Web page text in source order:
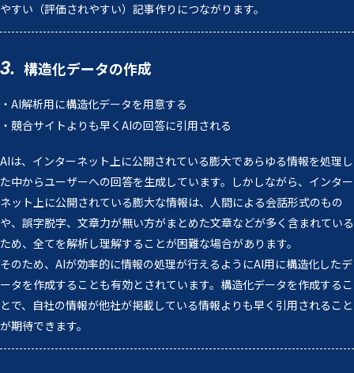
やすい（評価されやすい）記事作りにつながります。
3. 構造化データの作成
・AI解析用に構造化データを用意する
・競合サイトよりも早くAIの回答に引用される
AIは、インターネット上に公開されている膨大であらゆる情報を処理し
た中からユーザーへの回答を生成しています。しかしながら、インター
ネット上に公開されている膨大な情報は、人間による会話形式のもの
や、誤字脱字、文章力が無い方がまとめた文章などが多く含まれている
ため、全てを解析し理解することが困難な場合があります。
そのため、AIが効率的に情報の処理が行えるようにAI用に構造化したデ
ータを作成することも有効とされています。構造化データを作成するこ
とで、自社の情報が他社が掲載している情報よりも早く引用されること
が期待できます。